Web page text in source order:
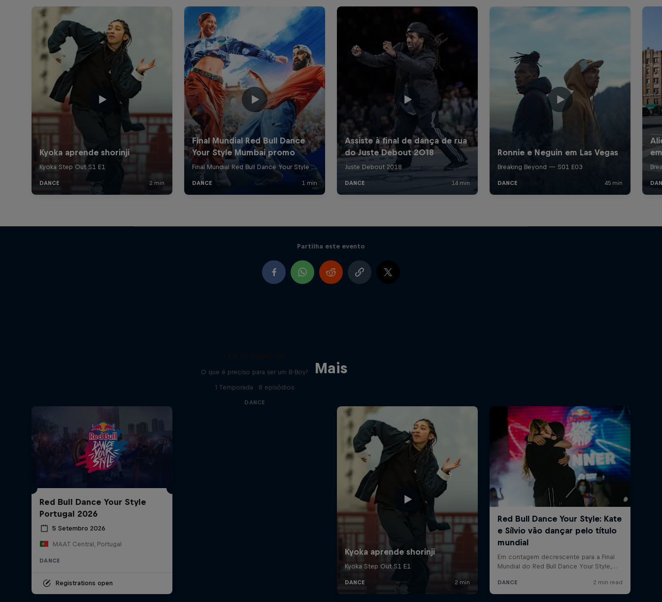
Partilha este evento
Mais
Red Bull Dance Your Style
Portugal 2026
5 Setembro 2026
MAAT Central, Portugal
DANCE
Registrations open
O que é preciso para ser um B-Boy?
1 Temporada · 8 episódios
DANCE